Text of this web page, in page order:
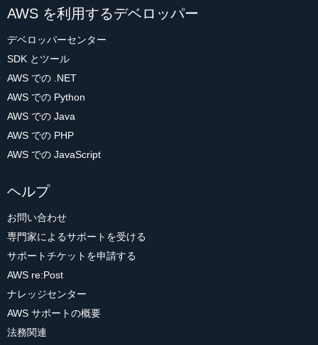
AWS を利用するデベロッパー
デベロッパーセンター
SDK とツール
AWS での .NET
AWS での Python
AWS での Java
AWS での PHP
AWS での JavaScript
ヘルプ
お問い合わせ
専門家によるサポートを受ける
サポートチケットを申請する
AWS re:Post
ナレッジセンター
AWS サポートの概要
法務関連